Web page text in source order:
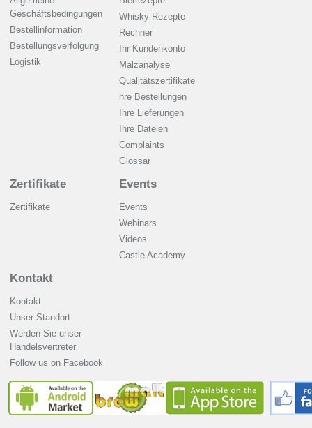
Geschäftsbedingungen
Bestellinformation
Bestellungsverfolgung
Logistik
Whisky-Rezepte
Rechner
Ihr Kundenkonto
Malzanalyse
Qualitätszertifikate
hre Bestellungen
Ihre Lieferungen
Ihre Dateien
Complaints
Glossar
Zertifikate
Zertifikate
Events
Events
Webinars
Videos
Castle Academy
Kontakt
Kontakt
Unser Standort
Werden Sie unser
Handelsvertreter
Follow us on Facebook